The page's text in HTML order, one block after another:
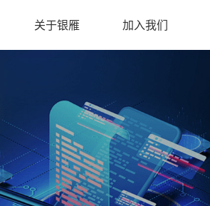
关于银雁 加入我们